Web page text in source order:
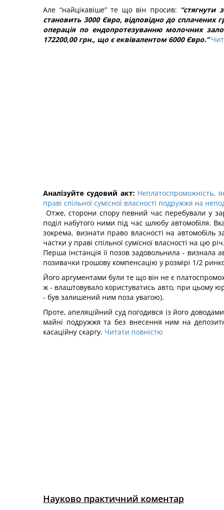
Але “найцікавіше” те що він просив:
становить 3000 Євро, відповідно до сплачених
операція по ендопротезуванню молочних
172200,00 грн., що є еквівалентом 6000 Євро.”
Аналізуйте судовий акт: Неплатоспроможність,
праві спільної сумісної власності подружжя на
Отже, сторони спору певний час перебували у
поділ набутого ними під час шлюбу автомобіля.
зокрема, визнати право власності на автомобіль
частки у праві спільної сумісної власності на цю річ.
Перша інстанція її позов задовольнила - визнала
позивачки грошову компенсацію у розмірі 1/2
Його аргументами були те що він не є
ж - влаштовувало користуватись авто, при цьому
- був залишений ним поза увагою).
Проте, апеляційний суд погодився із його
майні подружжя та без внесення ним на
касаційну скаргу. Читати повністю
Науково практичний коментар